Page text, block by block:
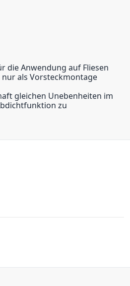
die Anwendung auf Fliesen
als Vorsteckmontage
gleichen Unebenheiten im
zu